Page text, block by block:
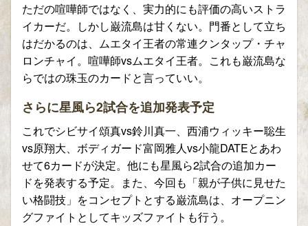
ただの喧嘩師ではなく、実力的にも評価の高いストラ
イカーだ。しかし巌流島は甘くない。門番として立ち
はだかるのは、ムエタイ王者の常連クンタップ・チャ
ロンチャイ。喧嘩師vsムエタイ王者。これも巌流島な
らではの珠玉のカードと言っていい。
さらに星風ら2試合を追加発表予定
これでシビサイ頌真vs鈴川真一、西浦ウィッキー聡生
vs原翔大、ボディガード富岡雅人vs小龍DATEとあわ
せて6カードが決定。他にも星風ら2試合の追加カー
ドを発表する予定。また、今回も「親が子供に見せた
い格闘技」をコンセプトとする巌流島は、オープニン
グファイトとしてキッズファイトも行う。